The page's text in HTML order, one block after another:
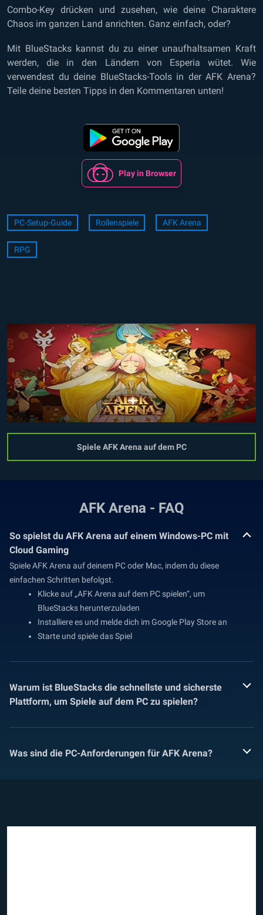
Combo-Key drücken und zusehen, wie deine Charaktere
Chaos im ganzen Land anrichten. Ganz einfach, oder?
Mit BlueStacks kannst du zu einer unaufhaltsamen Kraft
werden, die in den Ländern von Esperia wütet. Wie
verwendest du deine BlueStacks-Tools in der AFK Arena?
Teile deine besten Tipps in den Kommentaren unten!
Play in Browser
PC-Setup-Guide Rollenspiele AFK Arena
RPG
Spiele AFK Arena auf dem PC
AFK Arena - FAQ
So spielst du AFK Arena auf einem Windows-PC mit
Cloud Gaming
Spiele AFK Arena auf deinem PC oder Mac, indem du diese
einfachen Schritten befolgst.
Klicke auf „AFK Arena auf dem PC spielen“, um
BlueStacks herunterzuladen
Installiere es und melde dich im Google Play Store an
Starte und spiele das Spiel
Warum ist BlueStacks die schnellste und sicherste
Plattform, um Spiele auf dem PC zu spielen?
Was sind die PC-Anforderungen für AFK Arena?